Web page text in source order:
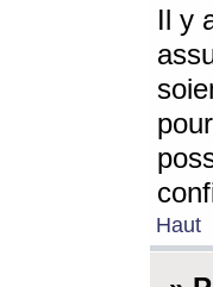
Il y
Haut